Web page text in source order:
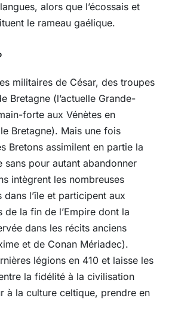
alors que l’écossais et
le rameau gaélique.
militaires de César, des troupes
Bretagne (l’actuelle Grande-
forte aux Vénètes en
Bretagne). Mais une fois
Bretons assimilent en partie la
sans pour autant abandonner
intègrent les nombreuses
dans l’île et participent aux
de la fin de l’Empire dont la
dans les récits anciens
et de Conan Mériadec).
légions en 410 et laisse les
la fidélité à la civilisation
à la culture celtique, prendre en